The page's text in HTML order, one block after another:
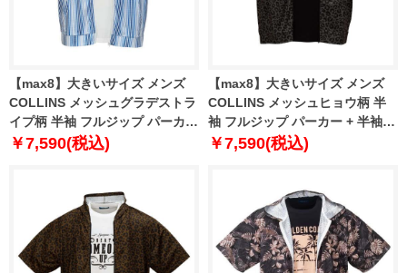
【max8】大きいサイズ メンズ
COLLINS メッシュグラデストラ
イプ柄 半袖 フルジップ パーカー
+ 半袖 Tシャツ ブルー×ホワイト
￥7,590(税込)
【max8】大きいサイズ メンズ
COLLINS メッシュヒョウ柄 半
袖 フルジップ パーカー + 半袖 T
シャツ チャコール×ブラック
￥7,590(税込)